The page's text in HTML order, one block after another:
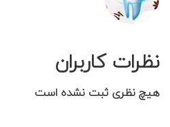
نظرات کاربران
هیچ نظری ثبت نشده است